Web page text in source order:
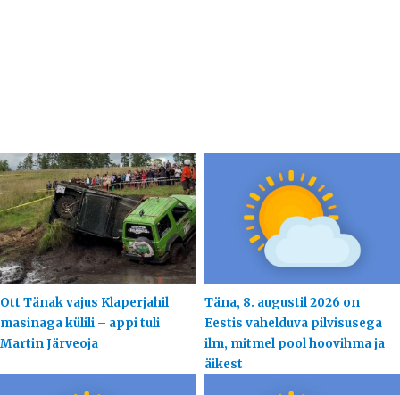
Ott Tänak vajus Klaperjahil
masinaga külili – appi tuli
Martin Järveoja
Täna, 8. augustil 2026 on
Eestis vahelduva pilvisusega
ilm, mitmel pool hoovihma ja
äikest